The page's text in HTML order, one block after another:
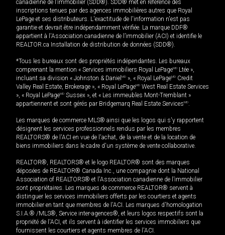
canadienne de l’immobilier (SDD®). SDD® met en référence des
inscriptions tenues par des agences immobilières autres que Royal
LePage et ses distributeurs. L'exactitude de l'information n'est pas
garantie et devrait être indépendamment vérifiée. La marque DDF®
appartient à l'Association canadienne de l’immobilier (ACI) et identifie le
REALTOR.ca Installation de distribution de données (SDD®).
*Tous les bureaux sont des propriétés indépendantes. Les bureaux
comprenant la mention « Services immobiliers Royal LePageMD Ltée »,
incluant sa division « Johnston & Daniel MD », « Royal LePageMD Credit
Valley Real Estate, Brokerage », « Royal LePageMD West Real Estate Services
», « Royal LePageMD Sussex », et « Les immeubles Mont-Tremblant »
appartiennent et sont gérés par Bridgemarq Real Estate ServicesMD.
Les marques de commerce MLS® ainsi que les logos qui s'y rapportent
désignent les services professionnels rendus par les membres
REALTORS® de l'ACI en vue de l'achat, de la vente et de la location de
biens immobiliers dans le cadre d'un système de vente collaborative.
REALTOR®, REALTORS® et le logo REALTOR® sont des marques
déposées de REALTOR® Canada Inc., une compagnie dont la National
Association of REALTORS® et l'Association canadienne de l’immobilier
sont propriétaires. Les marques de commerce REALTOR® servent à
distinguer les services immobiliers offerts par les courtiers et agents
immobilier en tant que membres de l'ACI. Les marques d'homologation
S.I.A.® /MLS®, Service inter-agences®, et leurs logos respectifs sont la
propriété de l'ACI, et ils servent à identifier les services immobiliers que
fournissent les courtiers et agents membres de l'ACI.